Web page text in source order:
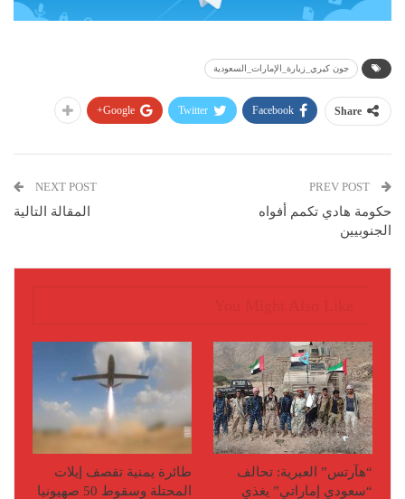
جون كيري_زيارة_الإمارات_السعودية
Share
Facebook
Twitter
Google+
حكومة هادي تكمم أفواه
الجنوبيين
NEXT POST
المقالة التالية
“هآرتس” العبرية: تحالف
“سعودي إماراتي” يغذي
طائرة يمنية تقصف إيلات
المحتلة وسقوط 50 صهيونيا